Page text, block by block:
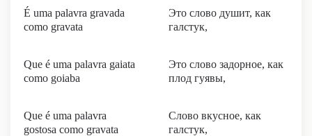
É uma palavra gravada
como gravata
Это слово душит, как
галстук,
Que é uma palavra gaiata
como goiaba
Это слово задорное, как
плод гуявы,
Que é uma palavra
gostosa como gravata
Слово вкусное, как
галстук,